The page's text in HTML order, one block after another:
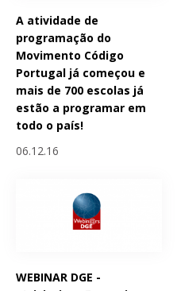
A atividade de
programação do
Movimento Código
Portugal já começou e
mais de 700 escolas já
estão a programar em
todo o país!
06.12.16
WEBINAR DGE -